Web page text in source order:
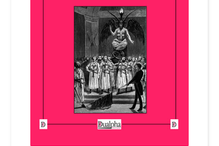
Politique de confidentialité et cookies
Soutien à Philippe Randa
Suivi de la Commande